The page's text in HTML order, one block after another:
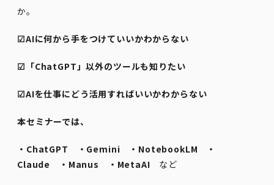
か。
☑AIに何から手をつけていいかわからない
☑「ChatGPT」以外のツールも知りたい
☑AIを仕事にどう活用すればいいかわからない
本セミナーでは、
・ChatGPT ・Gemini ・NotebookLM ・
Claude ・Manus ・MetaAI など